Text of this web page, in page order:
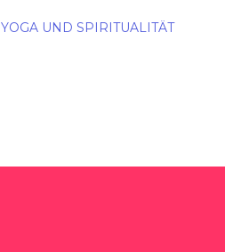
YOGA UND SPIRITUALITÄT